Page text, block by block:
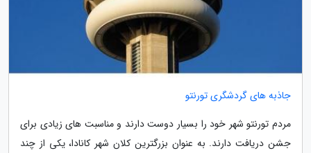
جاذبه های گردشگری تورنتو
مردم تورنتو شهر خود را بسیار دوست دارند و مناسبت­ های زیادی برای
جشن دریافت دارند. به عنوان بزرگترین کلان شهر کانادا، یکی از چند